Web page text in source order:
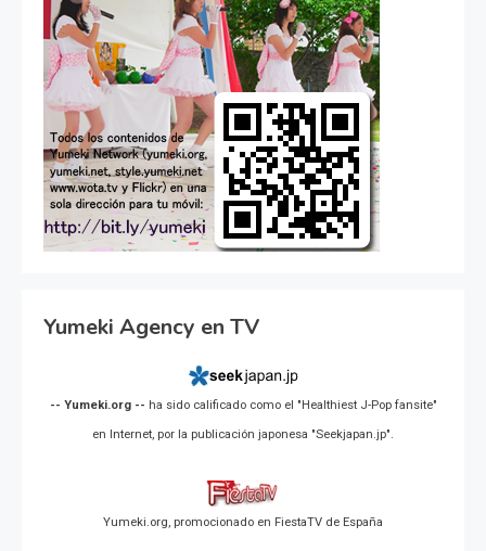
Yumeki Agency en TV
-- Yumeki.org -- ha sido calificado como el "Healthiest J-Pop fansite"
en Internet, por la publicación japonesa "Seekjapan.jp".
Yumeki.org, promocionado en FiestaTV de España